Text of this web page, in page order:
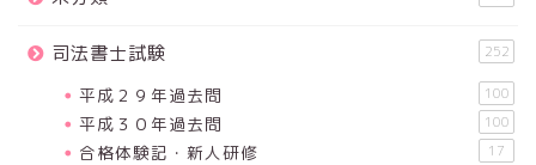
司法書士試験 252
平成２９年過去問 100
平成３０年過去問 100
合格体験記・新人研修 17